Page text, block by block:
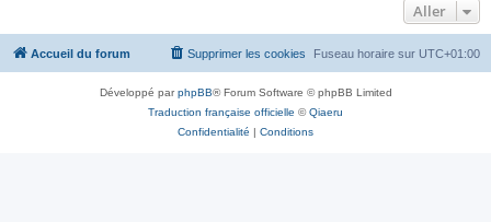
Aller
Accueil du forum Fuseau horaire sur UTC+01:00
Supprimer les cookies
Développé parphpBB® Forum Software © phpBB Limited
Traduction française officielle ©Qiaeru
Confidentialité | Conditions